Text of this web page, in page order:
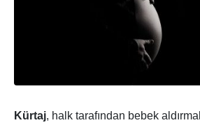
Kürtaj, halk tarafından bebek